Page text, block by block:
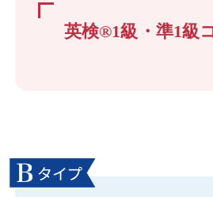
英検®1級・準1級